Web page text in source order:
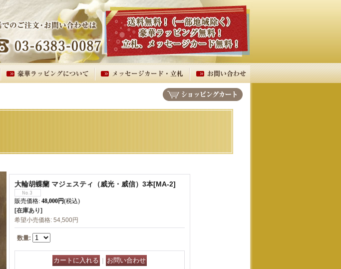
大輪胡蝶蘭 マジェスティ（威光・威信）3本[MA-2]
販売価格: 48,000円(税込)
[在庫あり]
希望小売価格: 54,500円
数量: